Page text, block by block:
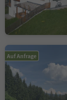
Auf Anfrage